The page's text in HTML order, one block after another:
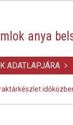
anya
ADATLAPJÁRA